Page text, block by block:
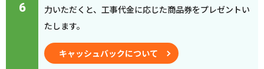
6
力いただくと、工事代金に応じた商品券をプレゼントい
たします。
キャッシュバックについて